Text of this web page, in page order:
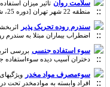
سلامت روان تاثیر میزان
منطقه 22 شهر تهران [دوره 25، شماره 29]
سندرم روده تحریک پذیر اثربخشی
اضطراب بیماران مبتلا به سندرم روده تحریک
سوء استفاده جنسی
دختران آسیب دیده سوءاستفاده جنسی [دوره
سوءمصرف مواد مخدر ویژگیهای
افراد وابسته به موادمخدر تحت درمان [دوره